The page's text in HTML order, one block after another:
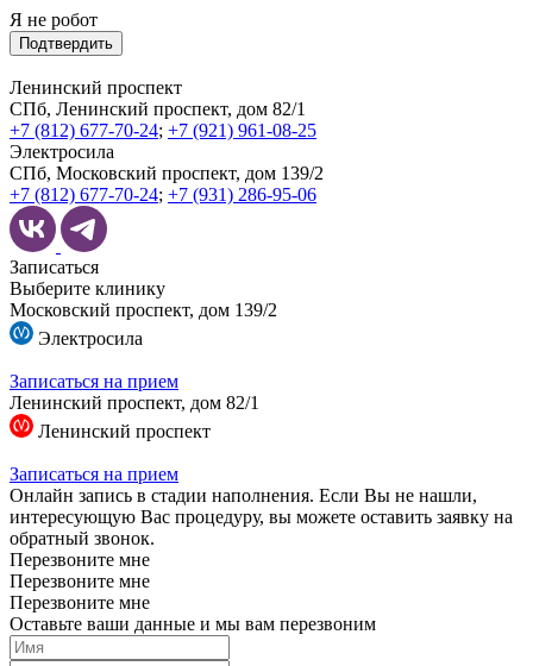
Я не робот
Подтвердить
Ленинский проспект
СПб, Ленинский проспект, дом 82/1
+7 (812) 677-70-24; +7 (921) 961-08-25
Электросила
СПб, Московский проспект, дом 139/2
+7 (812) 677-70-24; +7 (931) 286-95-06
Записаться
Выберите клинику
Московский проспект, дом 139/2
Электросила
Записаться на прием
Ленинский проспект, дом 82/1
Ленинский проспект
Записаться на прием
Онлайн запись в стадии наполнения. Если Вы не нашли,
интересующую Вас процедуру, вы можете оставить заявку на
обратный звонок.
Перезвоните мне
Перезвоните мне
Перезвоните мне
Оставьте ваши данные и мы вам перезвоним